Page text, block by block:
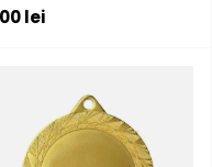
initial
lei